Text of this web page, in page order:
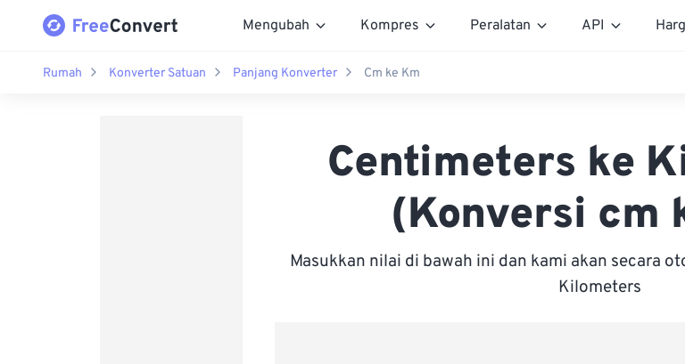
Mengubah Kompres Peralatan API
Rumah Konverter Satuan Panjang Konverter Cm ke Km
Centimeters ke
(Konversi cm
Masukkan nilai di bawah ini dan kami akan secara
Kilometers